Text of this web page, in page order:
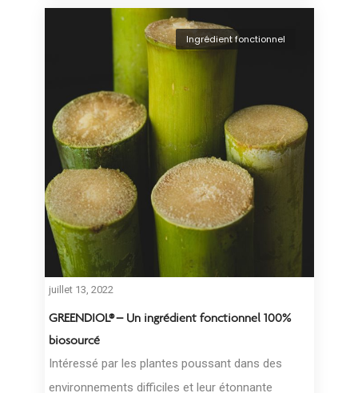
Ingrédient fonctionnel
juillet 13, 2022
GREENDIOL® – Un ingrédient fonctionnel 100%
biosourcé
Intéressé par les plantes poussant dans des
environnements difficiles et leur étonnante